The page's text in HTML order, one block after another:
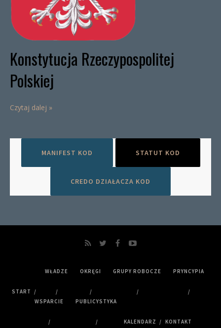
Konstytucja Rzeczypospolitej
Polskiej
Czytaj dalej »
MANIFEST KOD STATUT KOD
CREDO DZIAŁACZA KOD
START
WŁADZE OKRĘGI GRUPY ROBOCZE PRYNCYPIA
WSPARCIE PUBLICYSTYKA
KALENDARZ KONTAKT